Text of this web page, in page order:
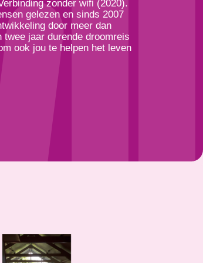
zonder wifi (2020).
gelezen en sinds 2007
door meer dan
twee jaar durende droomreis
ook jou te helpen het leven